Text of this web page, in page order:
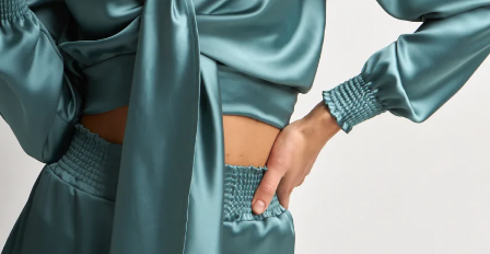
кардиганы
Комплекты и
повседневные
костюмы
Спортивные
костюмы